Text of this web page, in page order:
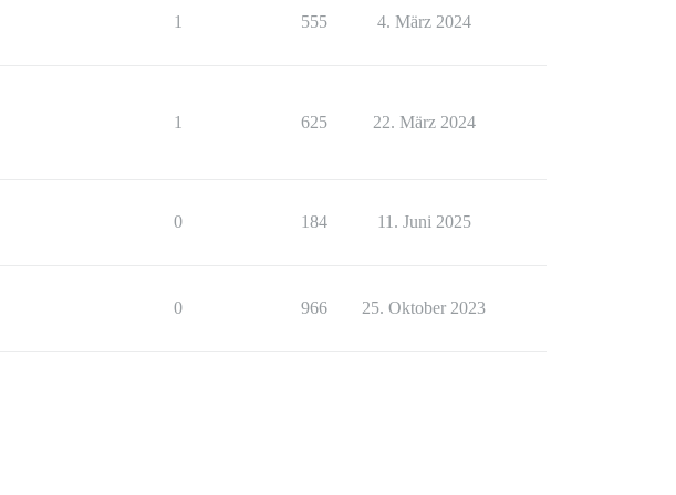
1 555 4. März 2024
1 625 22. März 2024
0 184 11. Juni 2025
0 966 25. Oktober 2023